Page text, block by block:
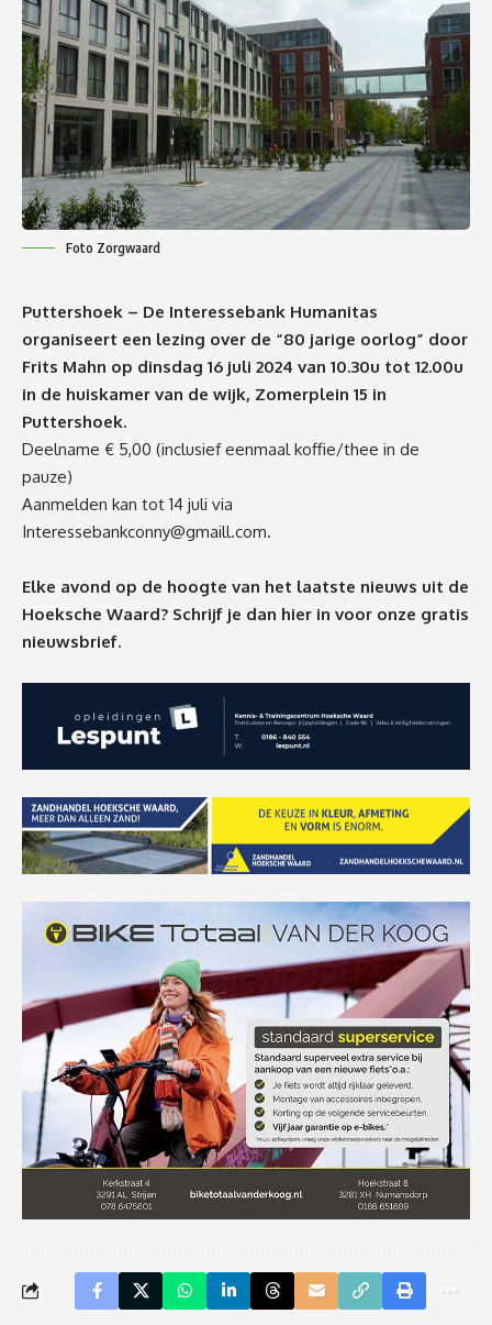
Foto Zorgwaard
Puttershoek – De Interessebank Humanitas
organiseert een lezing over de “80 jarige oorlog” door
Frits Mahn op dinsdag 16 juli 2024 van 10.30u tot 12.00u
in de huiskamer van de wijk, Zomerplein 15 in
Puttershoek.
Deelname € 5,00 (inclusief eenmaal koffie/thee in de
pauze)
Aanmelden kan tot 14 juli via
Interessebankconny@gmaill.com.
Elke avond op de hoogte van het laatste nieuws uit de
Hoeksche Waard? Schrijf je dan hier in voor onze gratis
nieuwsbrief.